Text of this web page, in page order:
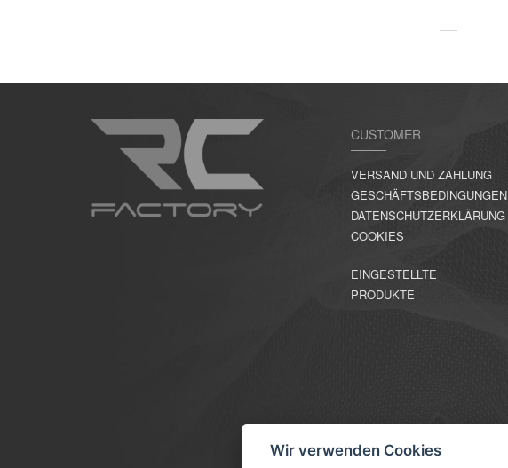
CUSTOMER
VERSAND UND ZAHLUNG
GESCHÄFTSBEDINGUNGEN
DATENSCHUTZERKLÄRUNG
COOKIES
EINGESTELLTE
PRODUKTE
Wir verwenden Cookies